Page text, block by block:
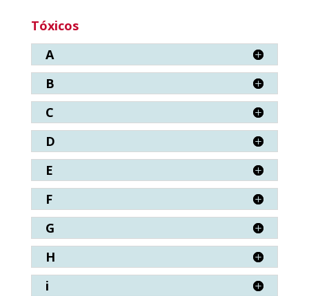
Tóxicos
A
B
C
D
E
F
G
H
i